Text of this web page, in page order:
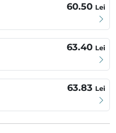
60.50 Lei
63.40 Lei
63.83 Lei